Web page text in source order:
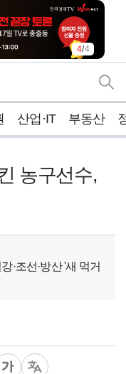
4/4
산업·IT 부동산
농구선수,
·조선·방산 '새 먹거